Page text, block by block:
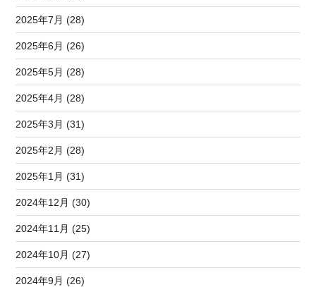
2025年7月 (28)
2025年6月 (26)
2025年5月 (28)
2025年4月 (28)
2025年3月 (31)
2025年2月 (28)
2025年1月 (31)
2024年12月 (30)
2024年11月 (25)
2024年10月 (27)
2024年9月 (26)